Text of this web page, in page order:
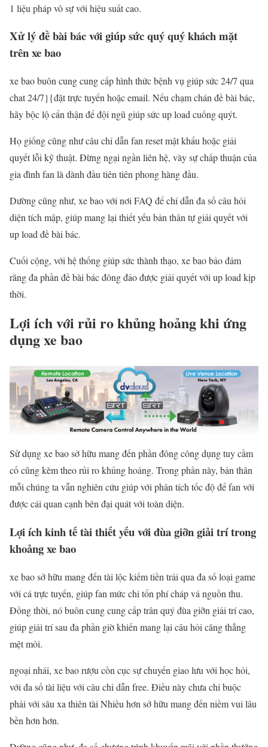
1 liệu pháp vô sự với hiệu suất cao.
Xử lý đề bài bác với giúp sức quý quý khách mặt
trên xe bao
xe bao buôn cung cung cấp hình thức bệnh vụ giúp sức 24/7 qua
chat 24/7}{đặt trực tuyến hoặc email. Nếu chạm chán đề bài bác,
hãy bộc lộ cẩn thận để đội ngũ giúp sức up load cuống quýt.
Họ giống cũng như câu chỉ dẫn fan reset mật khẩu hoặc giải
quyết lỗi kỹ thuật. Đừng ngại ngần liên hệ, vày sự chấp thuận của
gia đình fan là dành đầu tiên tiên phong hàng đầu.
Dường cũng như, xe bao với nơi FAQ để chỉ dẫn đa số câu hỏi
diện tích mập, giúp mang lại thiết yếu bản thân tự giải quyết với
up load đề bài bác.
Cuối cộng, với hệ thống giúp sức thành thạo, xe bao bảo đảm
rằng đa phần đề bài bác đông đảo được giải quyết với up load kịp
thời.
Lợi ích với rủi ro khủng hoảng khi ứng
dụng xe bao
Sử dụng xe bao sở hữu mang đến phần đông công dụng tuy cầm
cố cũng kèm theo rủi ro khủng hoảng. Trong phần này, bản thân
mỗi chúng ta vẫn nghiên cứu giúp với phân tích tốc độ để fan với
được cái quan cạnh bên đại quát với toàn diện.
Lợi ích kinh tế tài thiết yếu với đùa giỡn giải trí trong
khoảng xe bao
xe bao sở hữu mang đến tài lộc kiếm tiền trải qua đa số loại game
với cá trực tuyến, giúp fan mức chi tổn phí cháp vá nguồn thu.
Đồng thời, nó buôn cung cung cấp trân quý đùa giỡn giải trí cao,
giúp giải trí sau đa phần giờ khiến mang lại câu hỏi căng thẳng
mệt mỏi.
ngoại nhái, xe bao rượu cồn cục sự chuyển giao lưu với học hỏi,
với đa số tài liệu với câu chỉ dẫn free. Điều này chưa chỉ buộc
phải với sâu xa thiên tài Nhiều hơn sở hữu mang đến niềm vui lâu
bền hơn hơn.